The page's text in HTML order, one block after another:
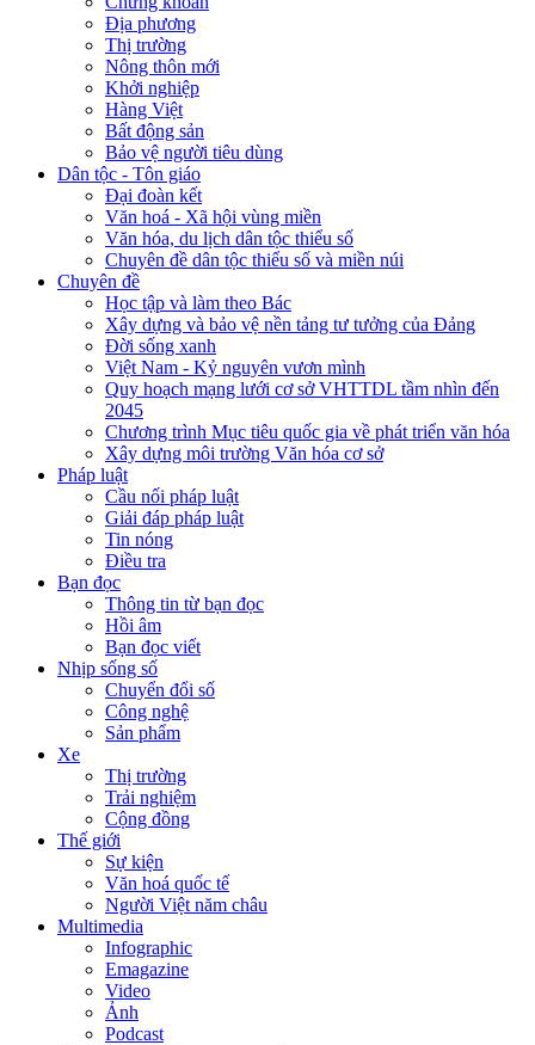
Địa phương
Thị trường
Nông thôn mới
Khởi nghiệp
Hàng Việt
Bất động sản
Bảo vệ người tiêu dùng
Dân tộc - Tôn giáo
Đại đoàn kết
Văn hoá - Xã hội vùng miền
Văn hóa, du lịch dân tộc thiểu số
Chuyên đề dân tộc thiểu số và miền núi
Chuyên đề
Học tập và làm theo Bác
Xây dựng và bảo vệ nền tảng tư tưởng của Đảng
Đời sống xanh
Việt Nam - Kỷ nguyên vươn mình
Quy hoạch mạng lưới cơ sở VHTTDL tầm nhìn đến
2045
Chương trình Mục tiêu quốc gia về phát triển văn hóa
Xây dựng môi trường Văn hóa cơ sở
Pháp luật
Cầu nối pháp luật
Giải đáp pháp luật
Tin nóng
Điều tra
Bạn đọc
Thông tin từ bạn đọc
Hồi âm
Bạn đọc viết
Nhịp sống số
Chuyển đổi số
Công nghệ
Sản phẩm
Xe
Thị trường
Trải nghiệm
Cộng đồng
Thế giới
Sự kiện
Văn hoá quốc tế
Người Việt năm châu
Multimedia
Infographic
Emagazine
Video
Ảnh
Podcast